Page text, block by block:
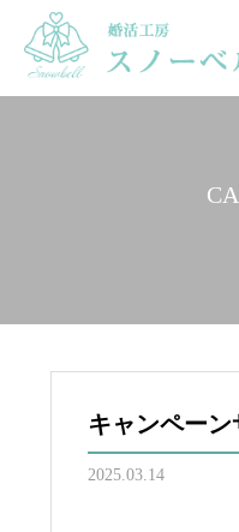
キャンペーン
2025.03.14